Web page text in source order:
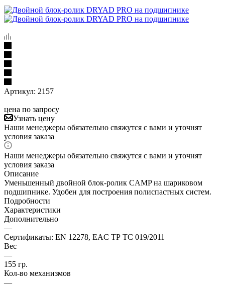
Артикул: 2157
цена по запросу
Узнать цену
Наши менеджеры обязательно свяжутся с вами и уточнят
условия заказа
Наши менеджеры обязательно свяжутся с вами и уточнят
условия заказа
Описание
Уменьшенный двойной блок-ролик CAMP на шариковом
подшипнике. Удобен для построения полиспастных систем.
Подробности
Характеристики
Дополнительно
—
Сертификаты: EN 12278, EAC ТР ТС 019/2011
Вес
—
155 гр.
Кол-во механизмов
—